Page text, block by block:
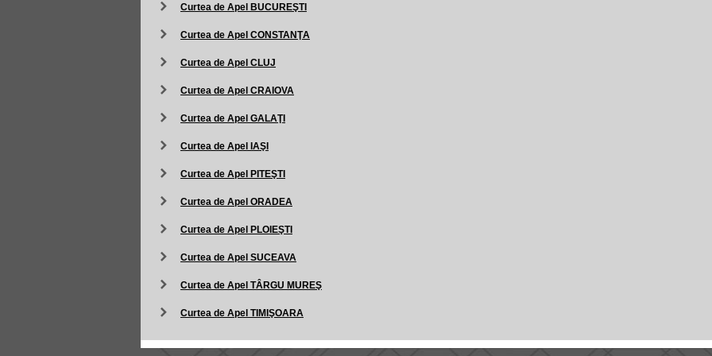
Curtea de Apel BUCUREŞTI
Curtea de Apel CONSTANŢA
Curtea de Apel CLUJ
Curtea de Apel CRAIOVA
Curtea de Apel GALAŢI
Curtea de Apel IAŞI
Curtea de Apel PITEŞTI
Curtea de Apel ORADEA
Curtea de Apel PLOIEŞTI
Curtea de Apel SUCEAVA
Curtea de Apel TÂRGU MUREŞ
Curtea de Apel TIMIŞOARA